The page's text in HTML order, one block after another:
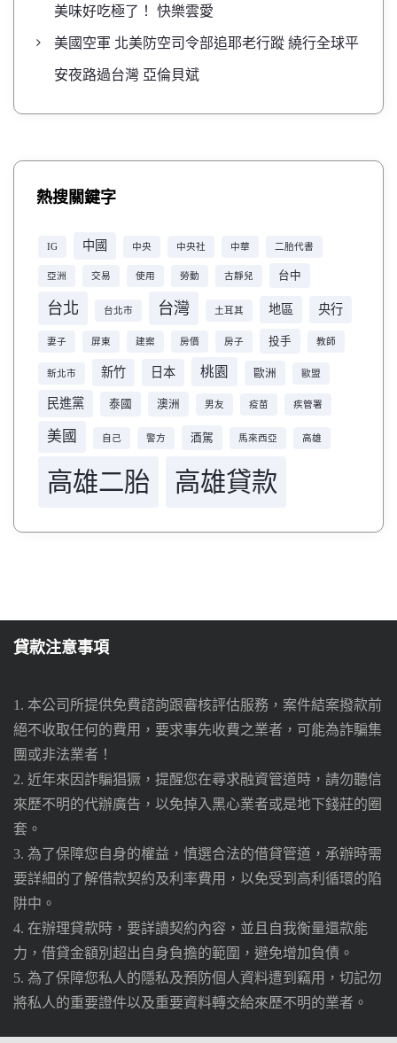
美味好吃極了！ 快樂雲愛
美國空軍 北美防空司令部追耶老行蹤 繞行全球平
安夜路過台灣 亞倫貝斌
熱搜關鍵字
IG 中國 中央 中央社 中華 二胎代書
亞洲 交易 使用 勞動 古靜兒 台中
台北 台北市 台灣 土耳其 地區 央行
妻子 屏東 建案 房價 房子 投手 教師
新北市 新竹 日本 桃園 歐洲 歐盟
民進黨 泰國 澳洲 男友 疫苗 疾管署
美國 自己 警方 酒駕 馬來西亞 高雄
高雄二胎 高雄貸款
貸款注意事項
1. 本公司所提供免費諮詢跟審核評估服務，案件結案撥款前
絕不收取任何的費用，要求事先收費之業者，可能為詐騙集
團或非法業者！
2. 近年來因詐騙猖獗，提醒您在尋求融資管道時，請勿聽信
來歷不明的代辦廣告，以免掉入黑心業者或是地下錢莊的圈
套。
3. 為了保障您自身的權益，慎選合法的借貸管道，承辦時需
要詳細的了解借款契約及利率費用，以免受到高利循環的陷
阱中。
4. 在辦理貸款時，要詳讀契約內容，並且自我衡量還款能
力，借貸金額別超出自身負擔的範圍，避免增加負債。
5. 為了保障您私人的隱私及預防個人資料遭到竊用，切記勿
將私人的重要證件以及重要資料轉交給來歷不明的業者。